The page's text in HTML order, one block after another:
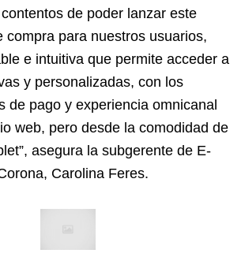
de poder lanzar este
compra para nuestros usuarios,
e intuitiva que permite acceder a
y personalizadas, con los
de pago y experiencia omnicanal
web, pero desde la comodidad de
asegura la subgerente de E-
Carolina Feres.